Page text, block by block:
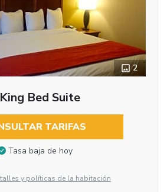
2
Bed Suite
TARIFAS
Tasa baja de hoy
y políticas de la habitación